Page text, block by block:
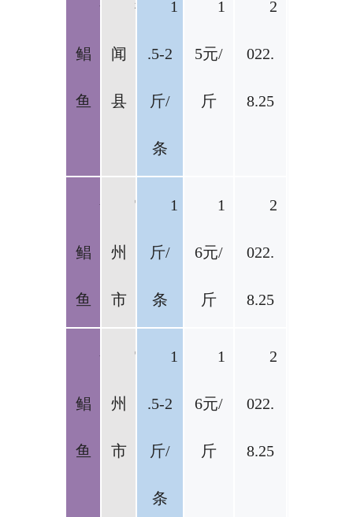
金
鲳
鱼
徐
闻
县
1
.5-2
斤/
条
1
5元/
斤
2
022.
8.25
金
鲳
鱼
雷
州
市
1
斤/
条
1
6元/
斤
2
022.
8.25
金
鲳
鱼
雷
州
市
1
.5-2
斤/
条
1
6元/
斤
2
022.
8.25